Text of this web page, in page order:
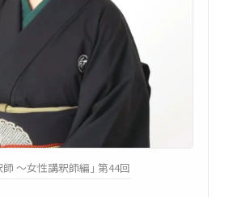
～女性講釈師編」 第44回